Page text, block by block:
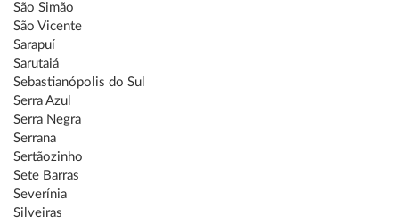
São Simão
São Vicente
Sarapuí
Sarutaiá
Sebastianópolis do Sul
Serra Azul
Serra Negra
Serrana
Sertãozinho
Sete Barras
Severínia
Silveiras